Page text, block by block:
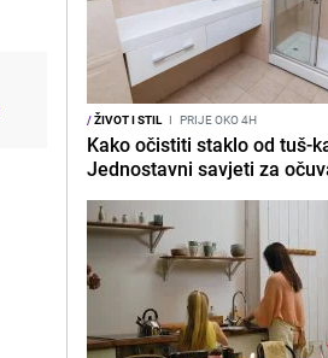
/ŽIVOT I STIL I PRIJE OKO 4H
Kako očistiti staklo od tuš-
Jednostavni savjeti za